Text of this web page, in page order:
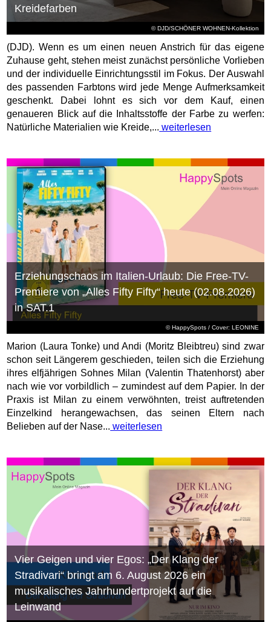
© DJD/SCHÖNER WOHNEN-Kollektion
Kreidefarben
(DJD). Wenn es um einen neuen Anstrich für das eigene
Zuhause geht, stehen meist zunächst persönliche Vorlieben
und der individuelle Einrichtungsstil im Fokus. Der Auswahl
des passenden Farbtons wird jede Menge Aufmerksamkeit
geschenkt. Dabei lohnt es sich vor dem Kauf, einen
genaueren Blick auf die Inhaltsstoffe der Farbe zu werfen:
Natürliche Materialien wie Kreide,... weiterlesen
© HappySpots / Cover: LEONINE
Erziehungschaos im Italien-Urlaub: Die Free-TV-
Premiere von „Alles Fifty Fifty“ heute (02.08.2026)
in SAT.1
Marion (Laura Tonke) und Andi (Moritz Bleibtreu) sind zwar
schon seit Längerem geschieden, teilen sich die Erziehung
ihres elfjährigen Sohnes Milan (Valentin Thatenhorst) aber
nach wie vor vorbildlich – zumindest auf dem Papier. In der
Praxis ist Milan zu einem verwöhnten, treist auftretenden
Einzelkind herangewachsen, das seinen Eltern nach
Belieben auf der Nase... weiterlesen
Vier Geigen und vier Egos: „Der Klang der
Stradivari“ bringt am 6. August 2026 ein
musikalisches Jahrhundertprojekt auf die
Leinwand